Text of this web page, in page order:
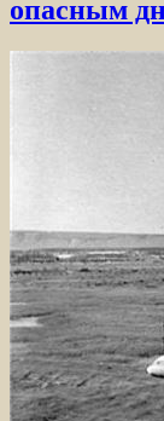
опасным